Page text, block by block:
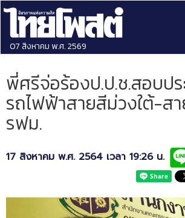
07 สิงหาคม พ.ศ. 2569
พี่ศรีจ่อร้องป.ป.ช.สอบปร
รถไฟฟ้าสายสีม่วงใต้-ส
รฟม.
17 สิงหาคม พ.ศ. 2564 เวลา 19:26 น.